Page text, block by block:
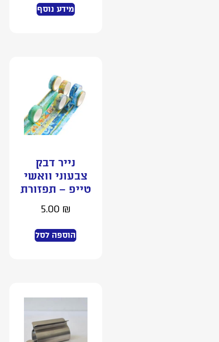
מידע נוסף
נייר דבק
צבעוני וואשי
טייפ – תפזורת
5.00₪
הוספה לסל